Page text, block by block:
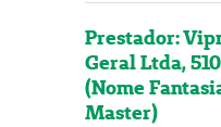
Prestador:
Geral Ltda,
(Nome
Master)